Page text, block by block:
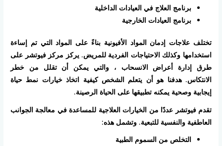
برنامج العلاج في العيادات الداخلية
برنامج العيادات الخارجية
تختلف علاجات إدمان المواد الأفيونية بناءً على المواد التي تم إساءة
استخدامها وكذلك الاحتياجات الفردية للمريض. يركز مركز فيوتشر على
طرق إدارة أعراض الانسحاب ، والتي يمكن أن تقلل من خطر
الانتكاس. هدفنا هو أن يتعلم الشخص كيفية اتخاذ خيارات نمط حياة
إيجابية وصحية يمكنه تطبيقها على الحياة الرصينة.
تقدم فيوتشر عددًا من الخيارات العلاجية للمساعدة في معالجة الجوانب
العاطفية والنفسية للتبعية. وتشمل هذه:
التخلص من السموم الطبية